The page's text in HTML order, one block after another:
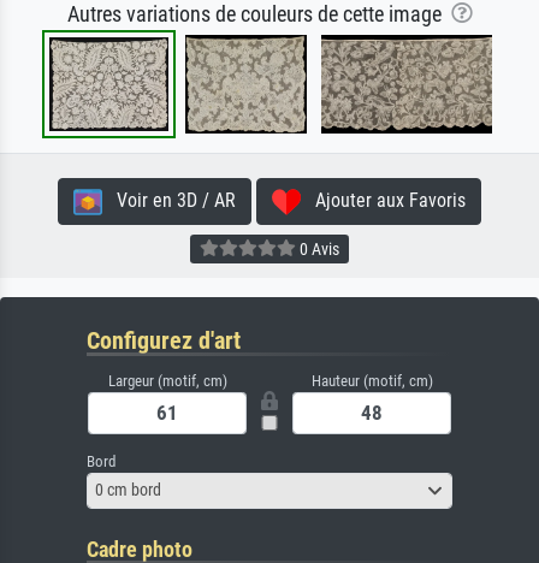
Autres variations de couleurs de cette image
Voir en 3D / AR Ajouter aux Favoris
0 Avis
Configurez d'art
Largeur (motif, cm) Hauteur (motif, cm)
Bord
0 cm bord
Cadre photo